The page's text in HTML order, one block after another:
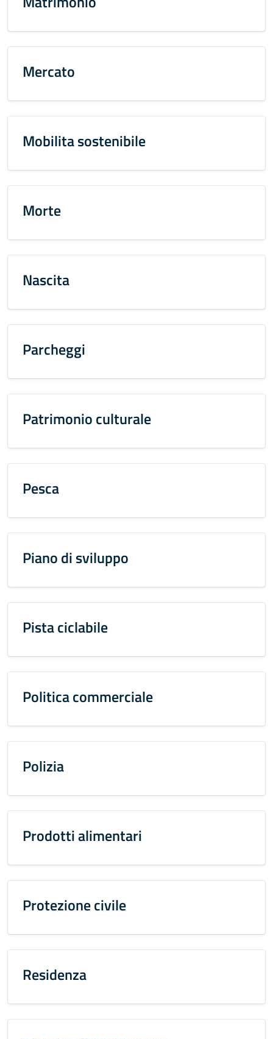
Mercato
Mobilita sostenibile
Morte
Nascita
Parcheggi
Patrimonio culturale
Pesca
Piano di sviluppo
Pista ciclabile
Politica commerciale
Polizia
Prodotti alimentari
Protezione civile
Residenza